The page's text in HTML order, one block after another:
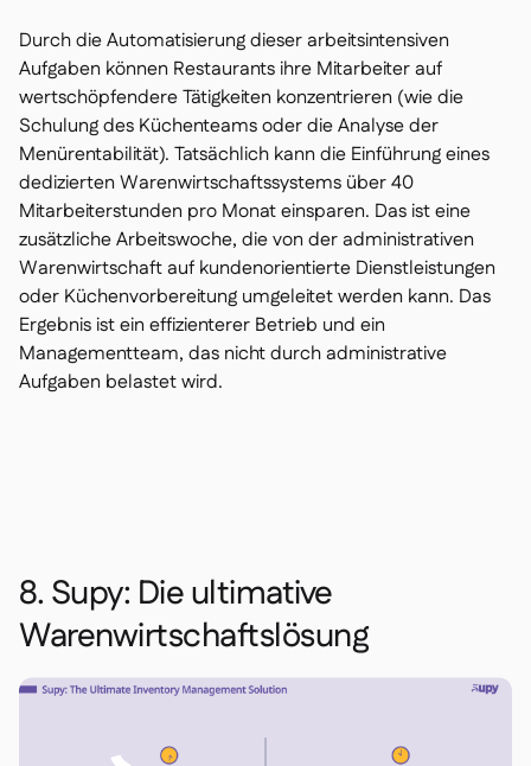
Durch die Automatisierung dieser arbeitsintensiven
Aufgaben können Restaurants ihre Mitarbeiter auf
wertschöpfendere Tätigkeiten konzentrieren (wie die
Schulung des Küchenteams oder die Analyse der
Menürentabilität). Tatsächlich kann die Einführung eines
dedizierten Warenwirtschaftssystems über 40
Mitarbeiterstunden pro Monat einsparen. Das ist eine
zusätzliche Arbeitswoche, die von der administrativen
Warenwirtschaft auf kundenorientierte Dienstleistungen
oder Küchenvorbereitung umgeleitet werden kann. Das
Ergebnis ist ein effizienterer Betrieb und ein
Managementteam, das nicht durch administrative
Aufgaben belastet wird.
8. Supy: Die ultimative
Warenwirtschaftslösung